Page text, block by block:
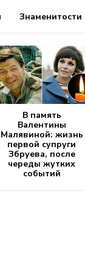
Знаменитости
В память
Валентины
Малявиной: жизнь
первой супруги
Збруева, после
череды жутких
событий